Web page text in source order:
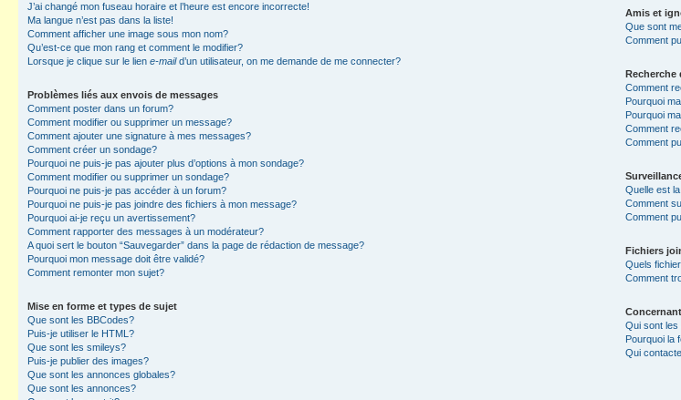
J’ai changé mon fuseau horaire et l’heure est encore incorrecte!
Ma langue n’est pas dans la liste!
Comment afficher une image sous mon nom?
Qu’est-ce que mon rang et comment le modifier?
Lorsque je clique sur le lien e-maild’un utilisateur, on me demande de me connecter?
Problèmes liés aux envois de messages
Comment poster dans un forum?
Comment modifier ou supprimer un message?
Comment ajouter une signature à mes messages?
Comment créer un sondage?
Pourquoi ne puis-je pas ajouter plus d’options à mon sondage?
Comment modifier ou supprimer un sondage?
Pourquoi ne puis-je pas accéder à un forum?
Pourquoi ne puis-je pas joindre des fichiers à mon message?
Pourquoi ai-je reçu un avertissement?
Comment rapporter des messages à un modérateur?
A quoi sert le bouton “Sauvegarder” dans la page de rédaction de message?
Pourquoi mon message doit être validé?
Comment remonter mon sujet?
Mise en forme et types de sujet
Que sont les BBCodes?
Puis-je utiliser le HTML?
Que sont les smileys?
Puis-je publier des images?
Que sont les annonces globales?
Que sont les annonces?
Amis et
Que sont
Comment
Recherche
Comment
Pourquoi
Pourquoi
Comment
Comment
Quelle est
Comment
Comment
Fichiers
Quels
Comment
Qui sont les
Pourquoi la
Qui